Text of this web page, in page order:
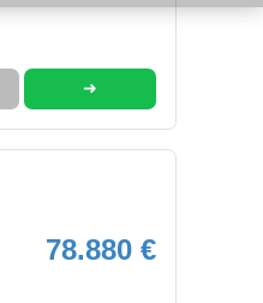
➜
78.880 €